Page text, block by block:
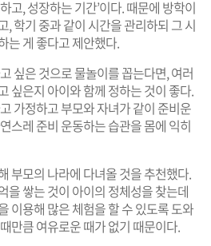
고, 성장하는 기간’이다. 때문에 방학이
, 학기 중과 같이 시간을 관리하되 그 시
는 게 좋다고 제안했다.
싶은 것으로 물놀이를 꼽는다면, 여러
싶은지 아이와 함께 정하는 것이 좋다.
가정하고 부모와 자녀가 같이 준비운
스레 준비 운동하는 습관을 몸에 익히
부모의 나라에 다녀올 것을 추천했다.
을 쌓는 것이 아이의 정체성을 찾는데
이용해 많은 체험을 할 수 있도록 도와
만큼 여유로운 때가 없기 때문이다.